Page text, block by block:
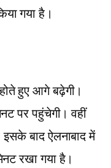
गया है।
हुए आगे बढ़ेगी।
पर पहुंचेगी। वहीं
बाद ऐलनाबाद में
रखा गया है।